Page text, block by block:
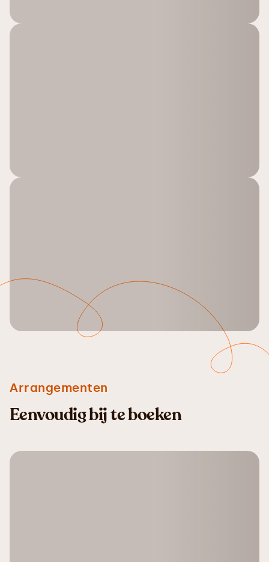
Arrangementen
Eenvoudig bij te boeken